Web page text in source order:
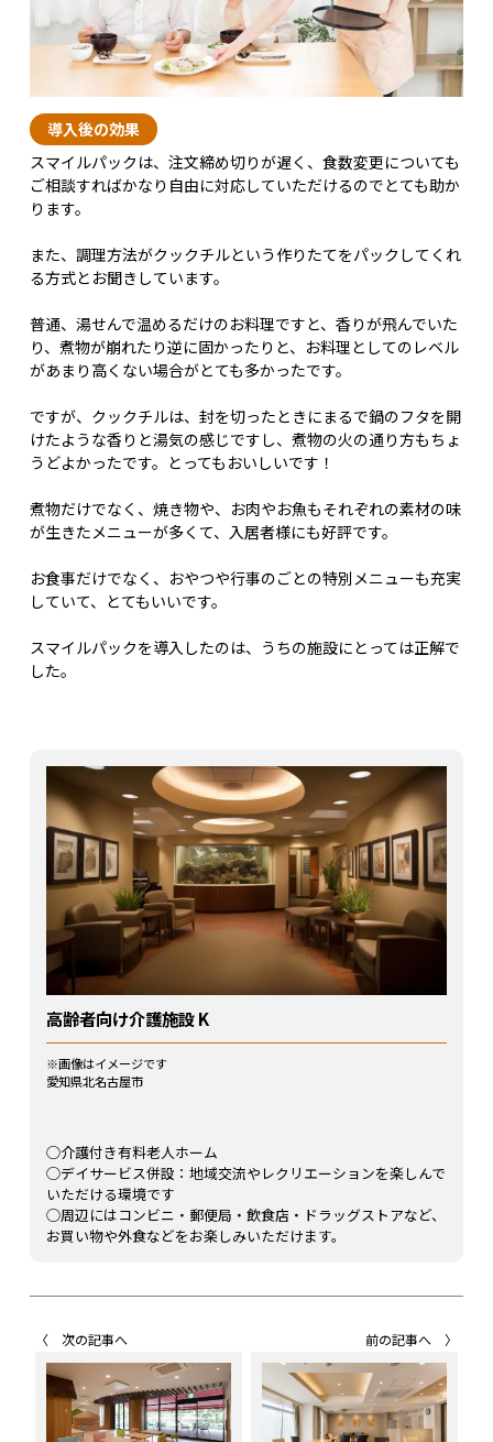
導入後の効果
スマイルパックは、注文締め切りが遅く、食数変更についても
ご相談すればかなり自由に対応していただけるのでとても助か
ります。
また、調理方法がクックチルという作りたてをパックしてくれ
る方式とお聞きしています。
普通、湯せんで温めるだけのお料理ですと、香りが飛んでいた
り、煮物が崩れたり逆に固かったりと、お料理としてのレベル
があまり高くない場合がとても多かったです。
ですが、クックチルは、封を切ったときにまるで鍋のフタを開
けたような香りと湯気の感じですし、煮物の火の通り方もちょ
うどよかったです。とってもおいしいです！
煮物だけでなく、焼き物や、お肉やお魚もそれぞれの素材の味
が生きたメニューが多くて、入居者様にも好評です。
お食事だけでなく、おやつや行事のごとの特別メニューも充実
していて、とてもいいです。
スマイルパックを導入したのは、うちの施設にとっては正解で
した。
高齢者向け介護施設 K
※画像はイメージです
愛知県北名古屋市
◯介護付き有料老人ホーム
◯デイサービス併設：地域交流やレクリエーションを楽しんで
いただける環境です
◯周辺にはコンビニ・郵便局・飲食店・ドラッグストアなど、
お買い物や外食などをお楽しみいただけます。
〈 次の記事へ 前の記事へ 〉